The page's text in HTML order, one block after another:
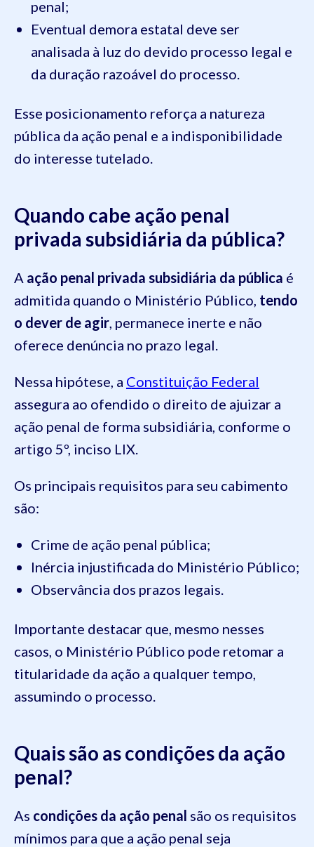
penal;
Eventual demora estatal deve ser
analisada à luz do devido processo legal e
da duração razoável do processo.
Esse posicionamento reforça a natureza
pública da ação penal e a indisponibilidade
do interesse tutelado.
Quando cabe ação penal
privada subsidiária da pública?
A ação penal privada subsidiária da pública é
admitida quando o Ministério Público, tendo
o dever de agir , permanece inerte e não
oferece denúncia no prazo legal.
Nessa hipótese, a Constituição Federal
assegura ao ofendido o direito de ajuizar a
ação penal de forma subsidiária, conforme o
artigo 5º, inciso LIX.
Os principais requisitos para seu cabimento
são:
Crime de ação penal pública;
Inércia injustificada do Ministério Público;
Observância dos prazos legais.
Importante destacar que, mesmo nesses
casos, o Ministério Público pode retomar a
titularidade da ação a qualquer tempo,
assumindo o processo.
Quais são as condições da ação
penal?
As condições da ação penal são os requisitos
mínimos para que a ação penal seja